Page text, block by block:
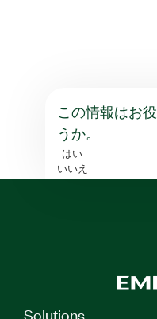
この情報はお
うか。
はい
いいえ
Solutions